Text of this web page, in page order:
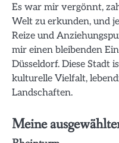
Es war mir vergönnt,
Welt zu erkunden, und
Reize und
mir einen bleibenden
Düsseldorf. Diese Stadt
kulturelle Vielfalt,
Landschaften.
Meine